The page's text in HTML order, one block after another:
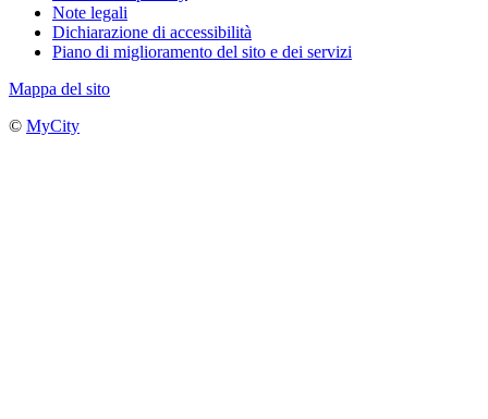
Note legali
Dichiarazione di accessibilità
Piano di miglioramento del sito e dei servizi
Mappa del sito
© MyCity